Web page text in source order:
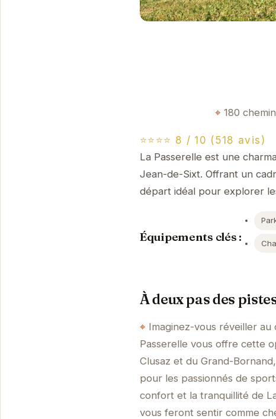
180
⭐⭐⭐⭐ 8 / 10 (518 avis)
La Passerelle est une
Jean-de-Sixt. Offrant un
départ idéal pour explorer
Équipements clés :
À deux pas des
Imaginez-vous réveiller
Passerelle vous offre cette
Clusaz et du Grand-
pour les passionnés de
confort et la tranquillité de
vous feront sentir comme